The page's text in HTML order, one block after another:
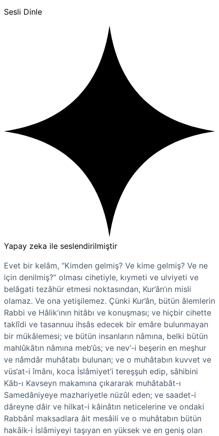
Sesli Dinle
Yapay zeka ile seslendirilmiştir
Evet bir kelâm, “Kimden gelmiş? Ve kime gelmiş? Ve ne
için denilmiş?” olması cihetiyle, kıymeti ve ulviyeti ve
belâgati tezâhür etmesi noktasından, Kur’ân’ın misli
olamaz. Ve ona yetişilemez. Çünki Kur’ân, bütün âlemlerin
Rabbi ve Hâlik’ının hitâbı ve konuşması; ve hiçbir cihette
taklîdi ve tasannuu ihsâs edecek bir emâre bulunmayan
bir mükâlemesi; ve bütün insanların nâmına, belki bütün
mahlûkātın nâmına meb‘ûs; ve nev‘-i beşerin en meşhur
ve nâmdâr muhâtabı bulunan; ve o muhâtabın kuvvet ve
vüs‘at-i îmânı, koca İslâmiyet’i tereşşuh edip, sâhibini
Kāb-ı Kavseyn makamına çıkararak muhâtabât-ı
Samedâniyeye mazhariyetle nüzûl eden; ve saa­det-i
dâreyne dâir ve hilkat-i kâinâtın neticelerine ve ondaki
Rabbânî maksadlara âit mesâili ve o muhâtabın bütün
hakāik-i İslâmiyeyi taşıyan en yüksek ve en geniş olan